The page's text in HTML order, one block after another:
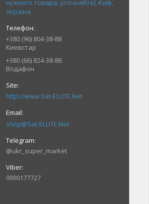
нужного товара, уточняйте), Київ,
Україна
+380 (96) 804-38-88
Киевстар
+380 (66) 824-38-88
Водафон
http://www.Sat-ELLITE.Net
shop@Sat-ELLITE.Net
@ukr_super_market
0990177727